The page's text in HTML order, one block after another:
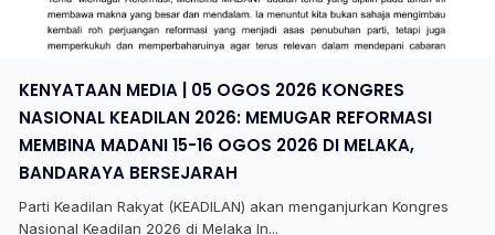
KENYATAAN MEDIA | 05 OGOS 2026 KONGRES
NASIONAL KEADILAN 2026: MEMUGAR REFORMASI
MEMBINA MADANI 15-16 OGOS 2026 DI MELAKA,
BANDARAYA BERSEJARAH
Parti Keadilan Rakyat (KEADILAN) akan menganjurkan Kongres
Nasional Keadilan 2026 di Melaka In...